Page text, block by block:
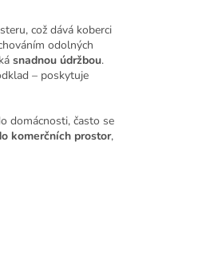
což dává koberci
odolných
snadnou údržbou.
– poskytuje
domácnosti, často se
komerčních prostor,